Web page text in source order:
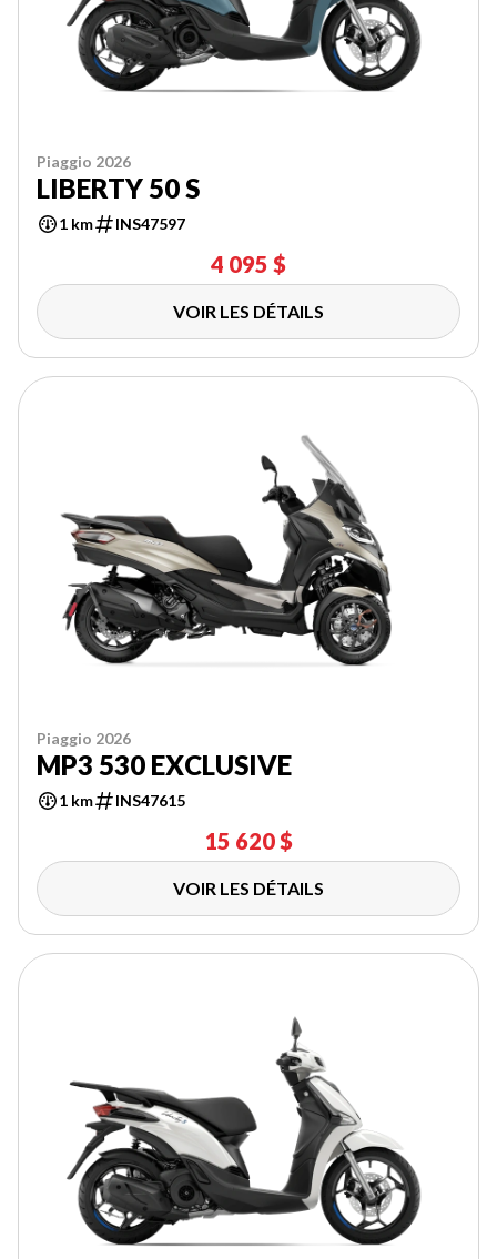
Piaggio 2026
LIBERTY 50 S
1 km INS47597
4 095 $
VOIR LES DÉTAILS
Piaggio 2026
MP3 530 EXCLUSIVE
1 km INS47615
15 620 $
VOIR LES DÉTAILS